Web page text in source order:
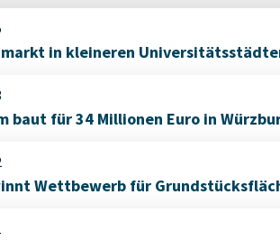
in kleineren
baut für 34 Millionen Euro in
Wettbewerb für